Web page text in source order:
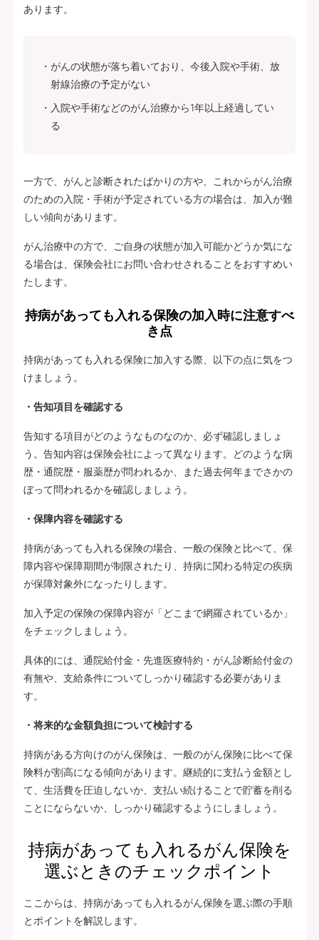
あります。
がんの状態が落ち着いており、今後入院や手術、放
射線治療の予定がない
入院や手術などのがん治療から1年以上経過してい
る
一方で、がんと診断されたばかりの方や、これからがん治療
のための入院・手術が予定されている方の場合は、加入が難
しい傾向があります。
がん治療中の方で、ご自身の状態が加入可能かどうか気にな
る場合は、保険会社にお問い合わせされることをおすすめい
たします。
持病があっても入れる保険の加入時に注意すべ
き点
持病があっても入れる保険に加入する際、以下の点に気をつ
けましょう。
・告知項目を確認する
告知する項目がどのようなものなのか、必ず確認しましょ
う。告知内容は保険会社によって異なります。どのような病
歴・通院歴・服薬歴が問われるか、また過去何年までさかの
ぼって問われるかを確認しましょう。
・保障内容を確認する
持病があっても入れる保険の場合、一般の保険と比べて、保
障内容や保障期間が制限されたり、持病に関わる特定の疾病
が保障対象外になったりします。
加入予定の保険の保障内容が「どこまで網羅されているか」
をチェックしましょう。
具体的には、通院給付金・先進医療特約・がん診断給付金の
有無や、支給条件についてしっかり確認する必要がありま
す。
・将来的な金額負担について検討する
持病がある方向けのがん保険は、一般のがん保険に比べて保
険料が割高になる傾向があります。継続的に支払う金額とし
て、生活費を圧迫しないか、支払い続けることで貯蓄を削る
ことにならないか、しっかり確認するようにしましょう。
持病があっても入れるがん保険を
選ぶときのチェックポイント
ここからは、持病があっても入れるがん保険を選ぶ際の手順
とポイントを解説します。